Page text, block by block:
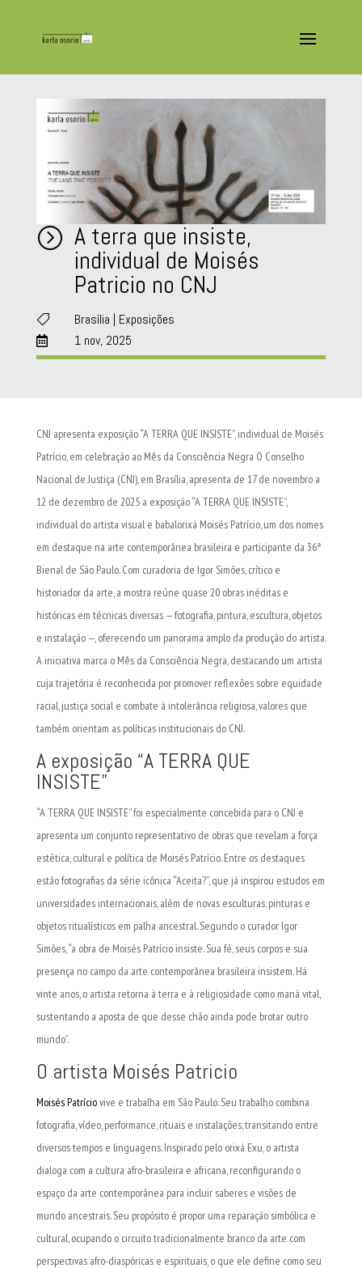
= A terra que insiste,
individual de Moisés
Patricio no CNJ
 Brasília | Exposições
 1 nov, 2025
CNJ apresenta exposição “A TERRA QUE INSISTE”, individual de Moisés
Patrício, em celebração ao Mês da Consciência Negra O Conselho
Nacional de Justiça (CNJ), em Brasília, apresenta de 17 de novembro a
12 de dezembro de 2025 a exposição “A TERRA QUE INSISTE”,
individual do artista visual e babalorixá Moisés Patrício, um dos nomes
em destaque na arte contemporânea brasileira e participante da 36ª
Bienal de São Paulo. Com curadoria de Igor Simões, crítico e
historiador da arte, a mostra reúne quase 20 obras inéditas e
históricas em técnicas diversas — fotografia, pintura, escultura, objetos
e instalação —, oferecendo um panorama amplo da produção do artista.
A iniciativa marca o Mês da Consciência Negra, destacando um artista
cuja trajetória é reconhecida por promover reflexões sobre equidade
racial, justiça social e combate à intolerância religiosa, valores que
também orientam as políticas institucionais do CNJ.
A exposição “A TERRA QUE
INSISTE”
“A TERRA QUE INSISTE” foi especialmente concebida para o CNJ e
apresenta um conjunto representativo de obras que revelam a força
estética, cultural e política de Moisés Patrício. Entre os destaques
estão fotografias da série icônica “Aceita?”, que já inspirou estudos em
universidades internacionais, além de novas esculturas, pinturas e
objetos ritualísticos em palha ancestral. Segundo o curador Igor
Simões, “a obra de Moisés Patrício insiste. Sua fé, seus corpos e sua
presença no campo da arte contemporânea brasileira insistem. Há
vinte anos, o artista retorna à terra e à religiosidade como maná vital,
sustentando a aposta de que desse chão ainda pode brotar outro
mundo”.
O artista Moisés Patricio
Moisés Patríciovive e trabalha em São Paulo. Seu trabalho combina
fotografia, vídeo, performance, rituais e instalações, transitando entre
diversos tempos e linguagens. Inspirado pelo orixá Exu, o artista
dialoga com a cultura afro-brasileira e africana, reconfigurando o
espaço da arte contemporânea para incluir saberes e visões de
mundo ancestrais. Seu propósito é propor uma reparação simbólica e
cultural, ocupando o circuito tradicionalmente branco da arte com
perspectivas afro-diaspóricas e espirituais, o que ele define como seu